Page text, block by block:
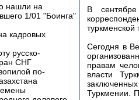
нашли на
1/01 "Боинга"
кадровых
русско-
СНГ
по-
В
Сегодня в
правам
власти
Туркмении.